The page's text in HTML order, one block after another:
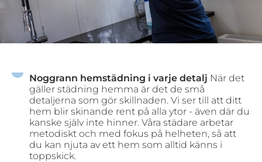
Noggrann hemstädning i varje detalj När det
gäller städning hemma är det de små
detaljerna som gör skillnaden. Vi ser till att ditt
hem blir skinande rent på alla ytor - även där du
kanske själv inte hinner. Våra städare arbetar
metodiskt och med fokus på helheten, så att
du kan njuta av ett hem som alltid känns i
toppskick.